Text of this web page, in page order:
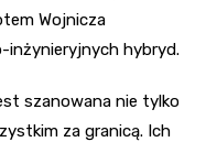
Wojnicza
inżynieryjnych hybryd.
szanowana nie tylko
za granicą. Ich